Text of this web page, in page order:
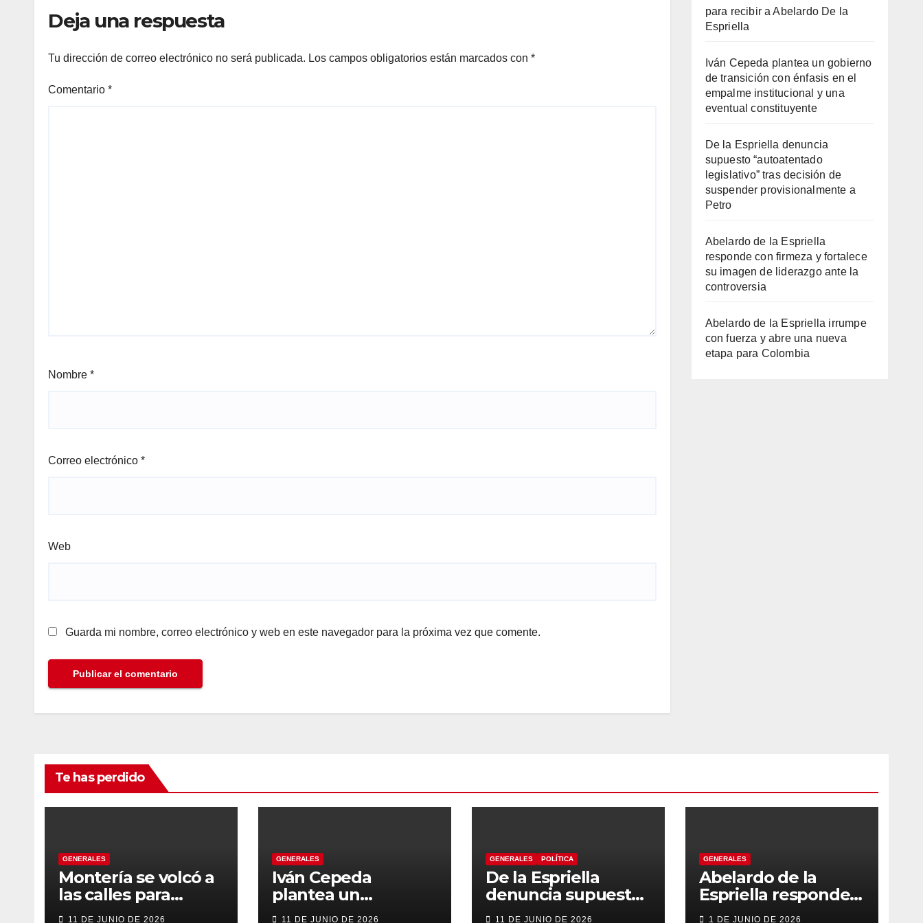
Deja una respuesta
Tu dirección de correo electrónico no será publicada. Los campos obligatorios están marcados con *
Comentario *
Nombre *
Correo electrónico *
Web
Guarda mi nombre, correo electrónico y web en este navegador para la próxima vez que comente.
para recibir a Abelardo De la
Espriella
Iván Cepeda plantea un gobierno
de transición con énfasis en el
empalme institucional y una
eventual constituyente
De la Espriella denuncia
supuesto “autoatentado
legislativo” tras decisión de
suspender provisionalmente a
Petro
Abelardo de la Espriella
responde con firmeza y fortalece
su imagen de liderazgo ante la
controversia
Abelardo de la Espriella irrumpe
con fuerza y abre una nueva
etapa para Colombia
Te has perdido
GENERALES
Montería se volcó a
las calles para
recibir a Abelardo
11 DE JUNIO DE 2026
GENERALES
Iván Cepeda
plantea un
gobierno de
11 DE JUNIO DE 2026
GENERALES POLÍTICA
De la Espriella
denuncia supuesto
“autoatentado
11 DE JUNIO DE 2026
GENERALES
Abelardo de la
Espriella responde
con firmeza y
1 DE JUNIO DE 2026